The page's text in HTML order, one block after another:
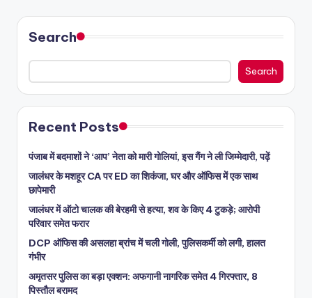
Search
Search
Recent Posts
पंजाब में बदमाशों ने ‘आप’ नेता को मारी गोलियां, इस गैंग ने ली जिम्मेदारी, पढ़ें
जालंधर के मशहूर CA पर ED का शिकंजा, घर और ऑफिस में एक साथ
छापेमारी
जालंधर में ऑटो चालक की बेरहमी से हत्या, शव के किए 4 टुकड़े; आरोपी
परिवार समेत फरार
DCP ऑफिस की असलहा ब्रांच में चली गोली, पुलिसकर्मी को लगी, हालत
गंभीर
अमृतसर पुलिस का बड़ा एक्शन: अफगानी नागरिक समेत 4 गिरफ्तार, 8
पिस्तौल बरामद